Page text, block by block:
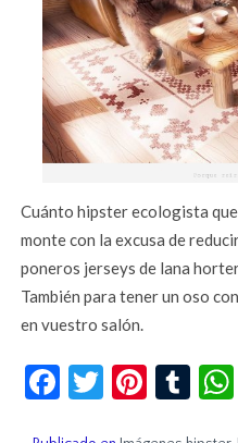
Cuánto hipster ecologista
monte con la excusa de
poneros jerseys de lana
También para tener un oso
en vuestro salón.
Facebook
Twitter